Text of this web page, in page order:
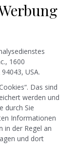
1600
USA.
Das sind
werden und
durch Sie
Informationen
in der Regel an
und dort